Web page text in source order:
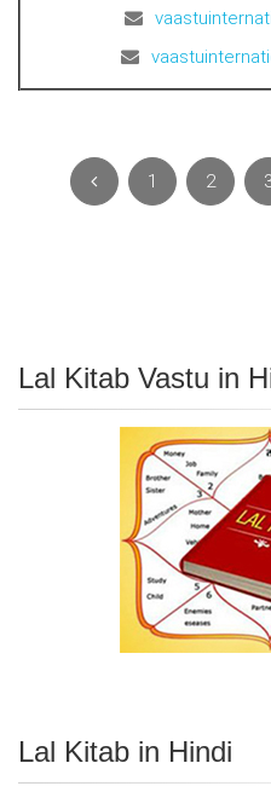
1 2
Lal Kitab Vastu in
Lal Kitab in Hindi